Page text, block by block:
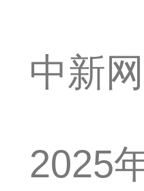
中新
2025